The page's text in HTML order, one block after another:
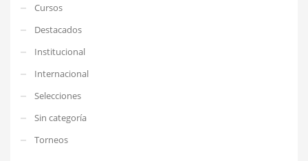
Cursos
Destacados
Institucional
Internacional
Selecciones
Sin categoría
Torneos